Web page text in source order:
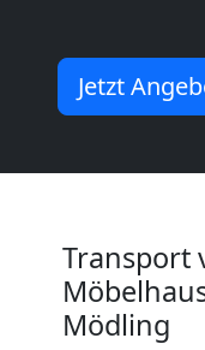
Jetzt
Transport
Mödling
Umzug